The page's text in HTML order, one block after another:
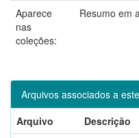
Aparece
nas
coleções:
Resumo em
Arquivos associados a
Arquivo
Descrição